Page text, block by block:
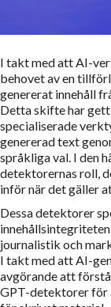
I takt med att AI-
behovet av en
genererat innehåll
Detta skifte har
specialiserade
genererad text
språkliga val. I den
detektorernas roll,
inför när det gäller
Dessa detektorer
journalistik och
I takt med att AI-
avgörande att
GPT-detektorer för